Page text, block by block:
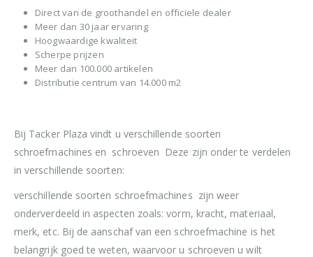
Direct van de groothandel en officiele dealer
Meer dan 30 jaar ervaring
Hoogwaardige kwaliteit
Scherpe prijzen
Meer dan 100.000 artikelen
Distributie centrum van 14.000 m2
Bij Tacker Plaza vindt u verschillende soorten
schroefmachines en schroeven Deze zijn onder te verdelen
in verschillende soorten:
verschillende soorten schroefmachines zijn weer
onderverdeeld in aspecten zoals: vorm, kracht, materiaal,
merk, etc. Bij de aanschaf van een schroefmachine is het
belangrijk goed te weten, waarvoor u schroeven u wilt